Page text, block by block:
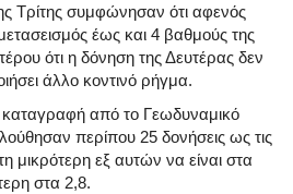
Τρίτης συμφώνησαν ότι αφενός
έως και 4 βαθμούς της
ότι η δόνηση της Δευτέρας δεν
άλλο κοντινό ρήγμα.
καταγραφή από το Γεωδυναμικό
περίπου 25 δονήσεις ως τις
μικρότερη εξ αυτών να είναι στα
στα 2,8.